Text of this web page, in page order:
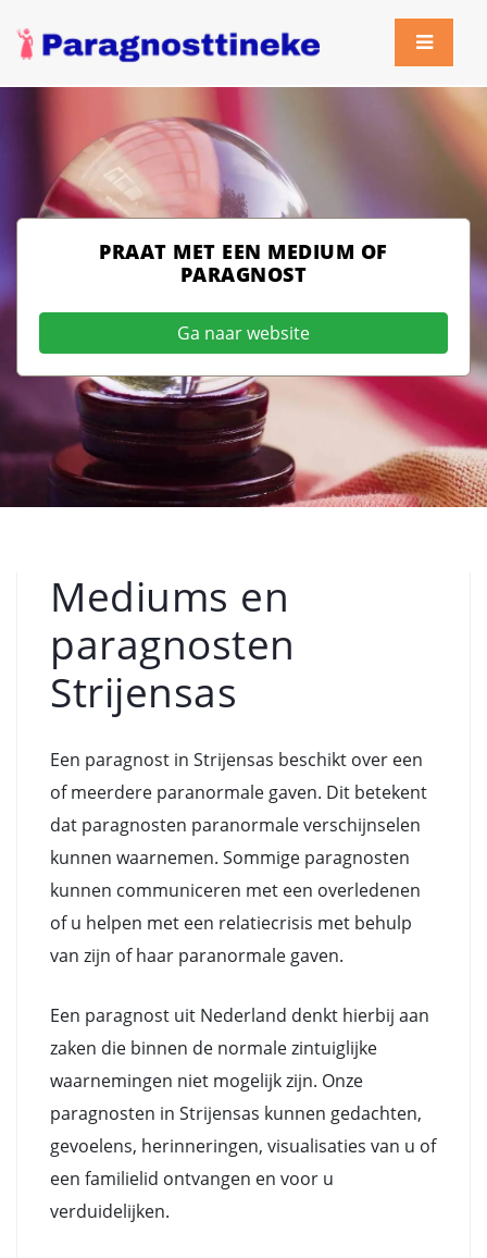
PRAAT MET EEN MEDIUM OF
PARAGNOST
Ga naar website
Mediums en
paragnosten
Strijensas
Een paragnost in Strijensas beschikt over een
of meerdere paranormale gaven. Dit betekent
dat paragnosten paranormale verschijnselen
kunnen waarnemen. Sommige paragnosten
kunnen communiceren met een overledenen
of u helpen met een relatiecrisis met behulp
van zijn of haar paranormale gaven.
Een paragnost uit Nederland denkt hierbij aan
zaken die binnen de normale zintuiglijke
waarnemingen niet mogelijk zijn. Onze
paragnosten in Strijensas kunnen gedachten,
gevoelens, herinneringen, visualisaties van u of
een familielid ontvangen en voor u
verduidelijken.